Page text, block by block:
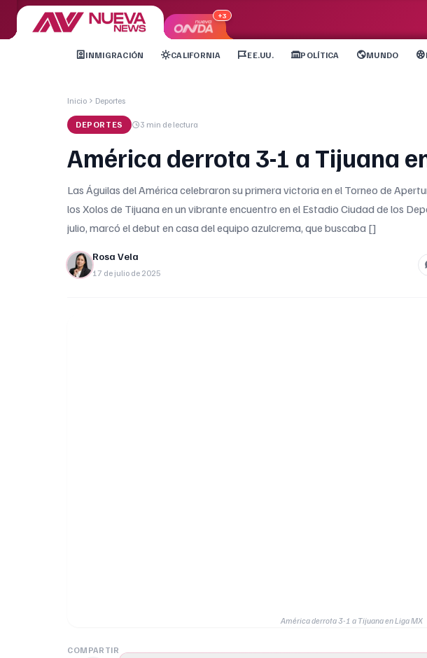
+3
INMIGRACIÓN CALIFORNIA EE.UU. POLÍTICA MUNDO
Inicio Deportes
DEPORTES 3 min de lectura
América derrota 3-1 a Tijuana
Las Águilas del América celebraron su primera victoria en el Torneo de
los Xolos de Tijuana en un vibrante encuentro en el Estadio Ciudad de los
julio, marcó el debut en casa del equipo azulcrema, que buscaba []
Rosa Vela
17 de julio de 2025
América derrota 3-1 a Tijuana en Liga MX
COMPARTIR